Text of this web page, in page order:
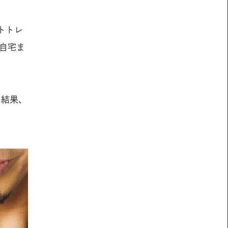
トレ
宅ま
果、